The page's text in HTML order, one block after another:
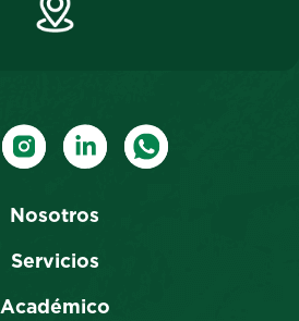
Nosotros
Servicios
Académico